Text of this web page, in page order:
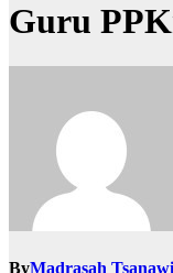
Guru
ByMadrasah